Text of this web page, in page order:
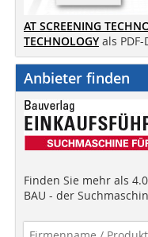
AT SCREENING
TECHNOLOGY als
Anbieter finden
Finden Sie mehr als
BAU - der